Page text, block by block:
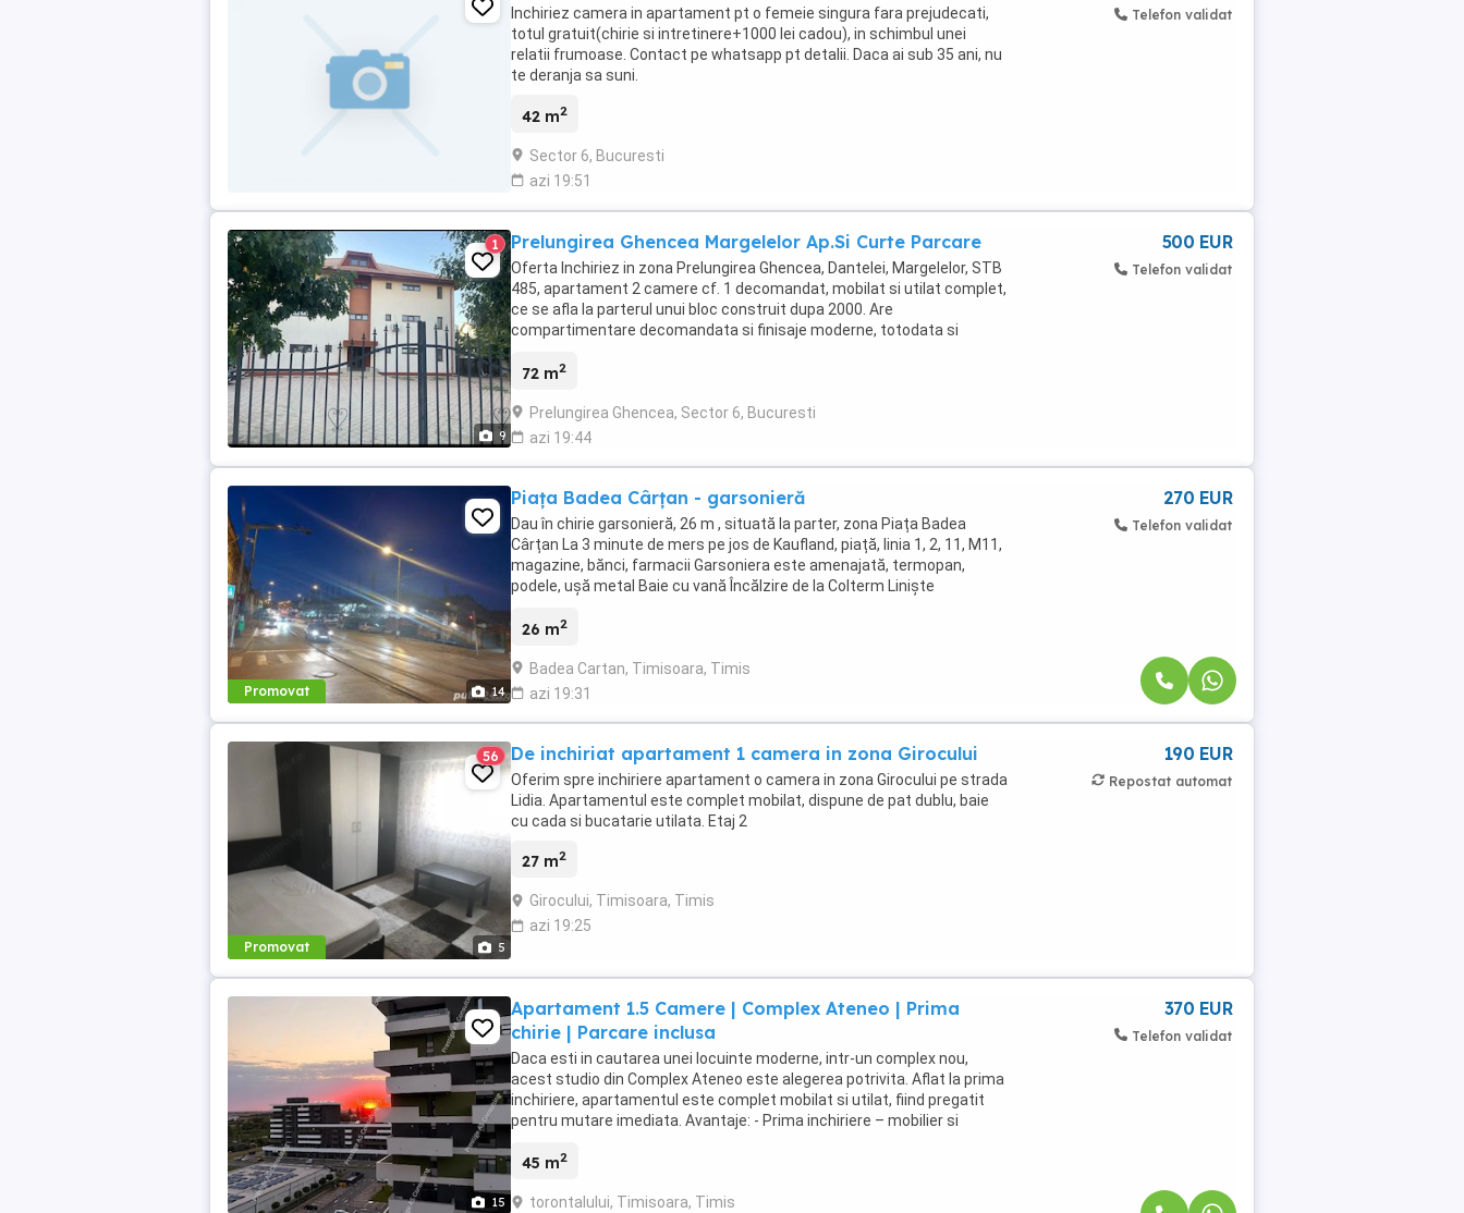
Inchiriez camera in apartament pt o femeie singura fara prejudecati,
totul gratuit(chirie si intretinere+1000 lei cadou), in schimbul unei
relatii frumoase. Contact pe whatsapp pt detalii. Daca ai sub 35 ani, nu
te deranja sa suni.
42 m2
Sector 6, Bucuresti
azi 19:51
Telefon validat
9
1 Prelungirea Ghencea Margelelor Ap.Si Curte Parcare
Oferta Inchiriez in zona Prelungirea Ghencea, Dantelei, Margelelor, STB
485, apartament 2 camere cf. 1 decomandat, mobilat si utilat complet,
ce se afla la parterul unui bloc construit dupa 2000. Are
compartimentare decomandata si finisaje moderne, totodata si
72 m2
Prelungirea Ghencea, Sector 6, Bucuresti
azi 19:44
500 EUR
Telefon validat
Promovat 14
Piața Badea Cârțan - garsonieră
Dau în chirie garsonieră, 26 m , situată la parter, zona Piața Badea
Cârțan La 3 minute de mers pe jos de Kaufland, piață, linia 1, 2, 11, M11,
magazine, bănci, farmacii Garsoniera este amenajată, termopan,
podele, ușă metal Baie cu vană Încălzire de la Colterm Liniște
26 m2
Badea Cartan, Timisoara, Timis
azi 19:31
270 EUR
Telefon validat
Promovat 5
56 De inchiriat apartament 1 camera in zona Girocului
Oferim spre inchiriere apartament o camera in zona Girocului pe strada
Lidia. Apartamentul este complet mobilat, dispune de pat dublu, baie
cu cada si bucatarie utilata. Etaj 2
27 m2
Girocului, Timisoara, Timis
azi 19:25
190 EUR
Repostat automat
15
Apartament 1.5 Camere | Complex Ateneo | Prima
chirie | Parcare inclusa
Daca esti in cautarea unei locuinte moderne, intr-un complex nou,
acest studio din Complex Ateneo este alegerea potrivita. Aflat la prima
inchiriere, apartamentul este complet mobilat si utilat, fiind pregatit
pentru mutare imediata. Avantaje: - Prima inchiriere – mobilier si
45 m2
torontalului, Timisoara, Timis
370 EUR
Telefon validat